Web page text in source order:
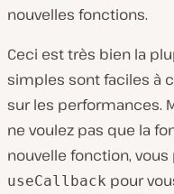
nouvelles fonctions.
Ceci est très bien la
simples sont faciles à
sur les performances.
ne voulez pas que la
nouvelle fonction,
useCallback pour